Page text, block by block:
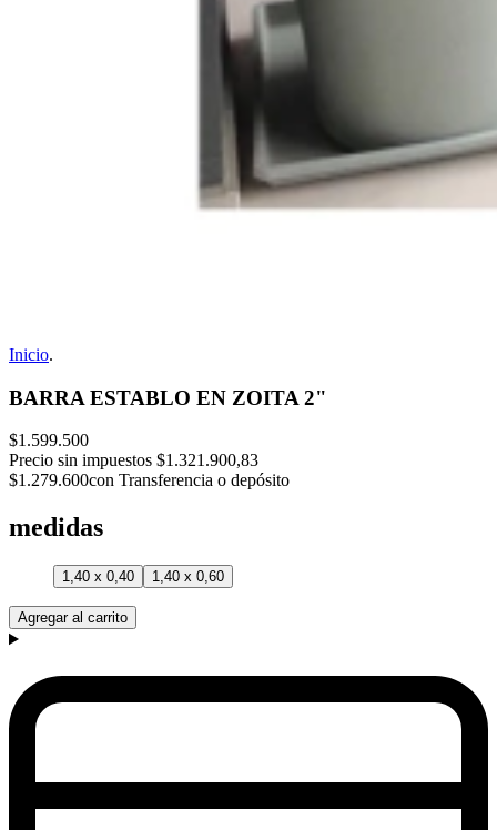
Inicio.
BARRA ESTABLO EN ZOITA 2"
$1.599.500
Precio sin impuestos $1.321.900,83
$1.279.600con Transferencia o depósito
medidas
1,40 x 0,40 1,40 x 0,60
Agregar al carrito